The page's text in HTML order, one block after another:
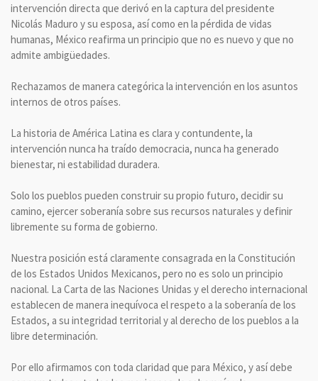
intervención directa que derivó en la captura del presidente
Nicolás Maduro y su esposa, así como en la pérdida de vidas
humanas, México reafirma un principio que no es nuevo y que no
admite ambigüedades.
Rechazamos de manera categórica la intervención en los asuntos
internos de otros países.
La historia de América Latina es clara y contundente, la
intervención nunca ha traído democracia, nunca ha generado
bienestar, ni estabilidad duradera.
Solo los pueblos pueden construir su propio futuro, decidir su
camino, ejercer soberanía sobre sus recursos naturales y definir
libremente su forma de gobierno.
Nuestra posición está claramente consagrada en la Constitución
de los Estados Unidos Mexicanos, pero no es solo un principio
nacional. La Carta de las Naciones Unidas y el derecho internacional
establecen de manera inequívoca el respeto a la soberanía de los
Estados, a su integridad territorial y al derecho de los pueblos a la
libre determinación.
Por ello afirmamos con toda claridad que para México, y así debe